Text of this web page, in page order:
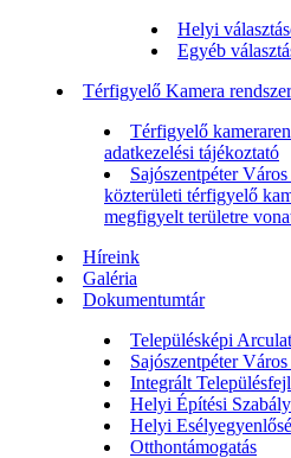
Helyi
Egyéb
Térfigyelő Kamera rendszer
Térfigyelő
adatkezelési tájékoztató
Sajószentpéter
közterületi térfigyelő
megfigyelt területre
Híreink
Galéria
Dokumentumtár
Településképi
Sajószentpéter
Integrált
Helyi Építési
Helyi
Otthontámogatás